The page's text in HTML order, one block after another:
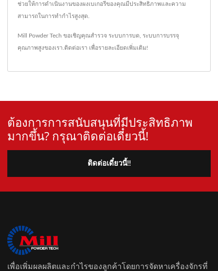
ช่วยให้การดำเนินงานของผงเบเกอรีของคุณมีประสิทธิภาพและความ
สามารถในการทำกำไรสูงสุด.
Mill Powder Tech ขอเชิญคุณสำรวจ ระบบการบด ระบบการบรรจุ
คุณภาพสูงของเรา. ติดต่อเรา เพื่อรายละเอียดเพิ่มเติม!
ต้องการการสนับสนุนที่มีประสิทธิภาพ
มากขึ้น? กรุณาติดต่อเดี๋ยวนี้!
ติดต่อเดี๋ยวนี้!!
เพื่อเพิ่มผลผลิตและกำไรของลูกค้าโดยการจัดหาเครื่องจักรที่